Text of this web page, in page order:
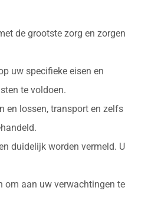
de grootste zorg en zorgen
uw specifieke eisen en
te voldoen.
en lossen, transport en zelfs
duidelijk worden vermeld. U
om aan uw verwachtingen te